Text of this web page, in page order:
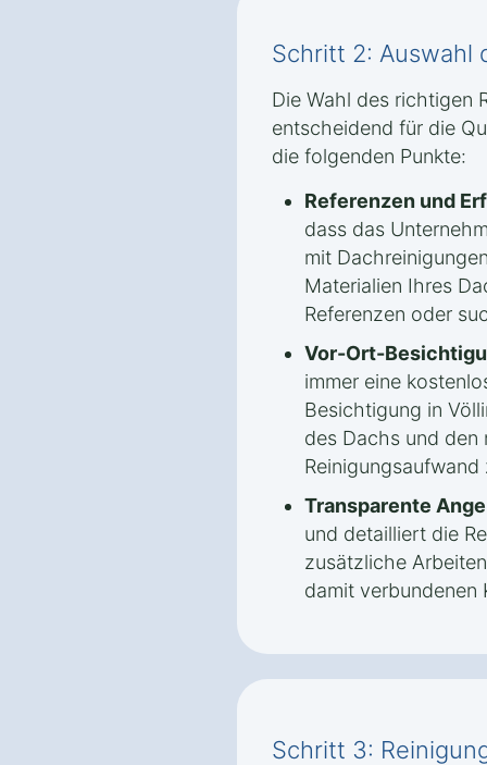
Schritt 2: Auswahl
Die Wahl des richtigen
entscheidend für die
die folgenden Punkte:
Referenzen und
dass das
mit
Materialien Ihres
Referenzen oder
Vor-Ort-
immer eine
Besichtigung in
des Dachs und den
Transparente
und detailliert die
zusätzliche
damit verbundenen
Schritt 3: